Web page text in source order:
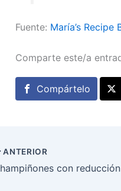
Fuente: María’s Recipe
Comparte este/a
Compártelo
ANTERIOR